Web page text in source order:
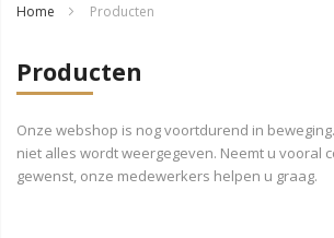
Home Producten
Producten
Onze webshop is nog voortdurend in
niet alles wordt weergegeven. Neemt u vooral
gewenst, onze medewerkers helpen u graag.